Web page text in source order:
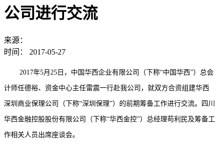
公司进行交流
来源：
时间：
2017-05-27
2017年5月25日，中国华西企业有限公司（下称“中国华西”）总会
计师任德裕、资金中心主任雷震一行赴我公司，就双方合资组建华西
深圳商业保理公司（下称“深圳保理”）的前期筹备工作进行交流。四川
华西金融控股股份有限公司（下称“华西金控”）总经理苟利民及筹备工
作相关人员出席座谈会。